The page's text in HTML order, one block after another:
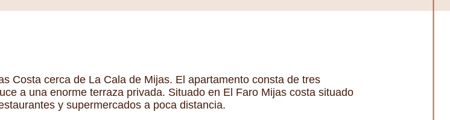
Costa cerca de La Cala de Mijas. El apartamento consta de tres
a una enorme terraza privada. Situado en El Faro Mijas costa situado
y supermercados a poca distancia.